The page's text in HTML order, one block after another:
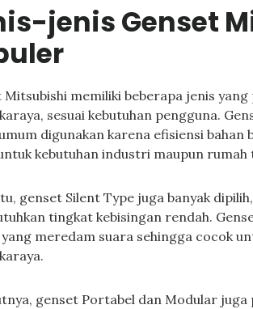
jenis Genset
Mitsubishi memiliki beberapa jenis
sesuai kebutuhan pengguna.
digunakan karena efisiensi bahan
kebutuhan industri maupun rumah
genset Silent Type juga banyak
tingkat kebisingan rendah.
yang meredam suara sehingga cocok
genset Portabel dan Modular